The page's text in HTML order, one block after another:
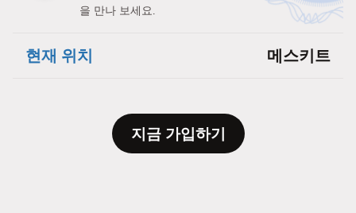
을 만나 보세요.
현재 위치 메스키트
지금 가입하기